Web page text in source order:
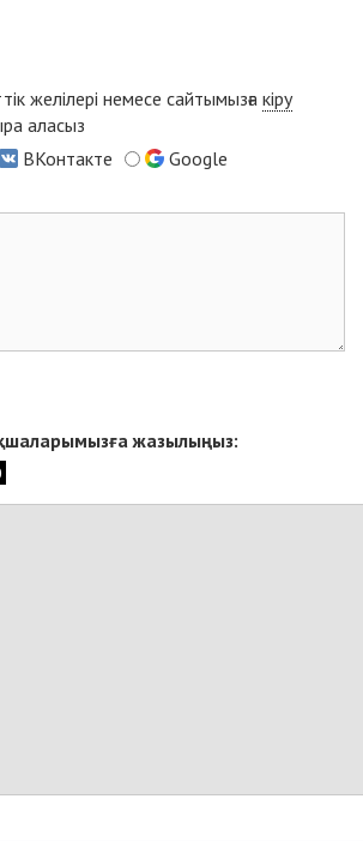
желілері немесе сайтымызға кіру
аласыз
ВКонтакте
Google
жазылыңыз: